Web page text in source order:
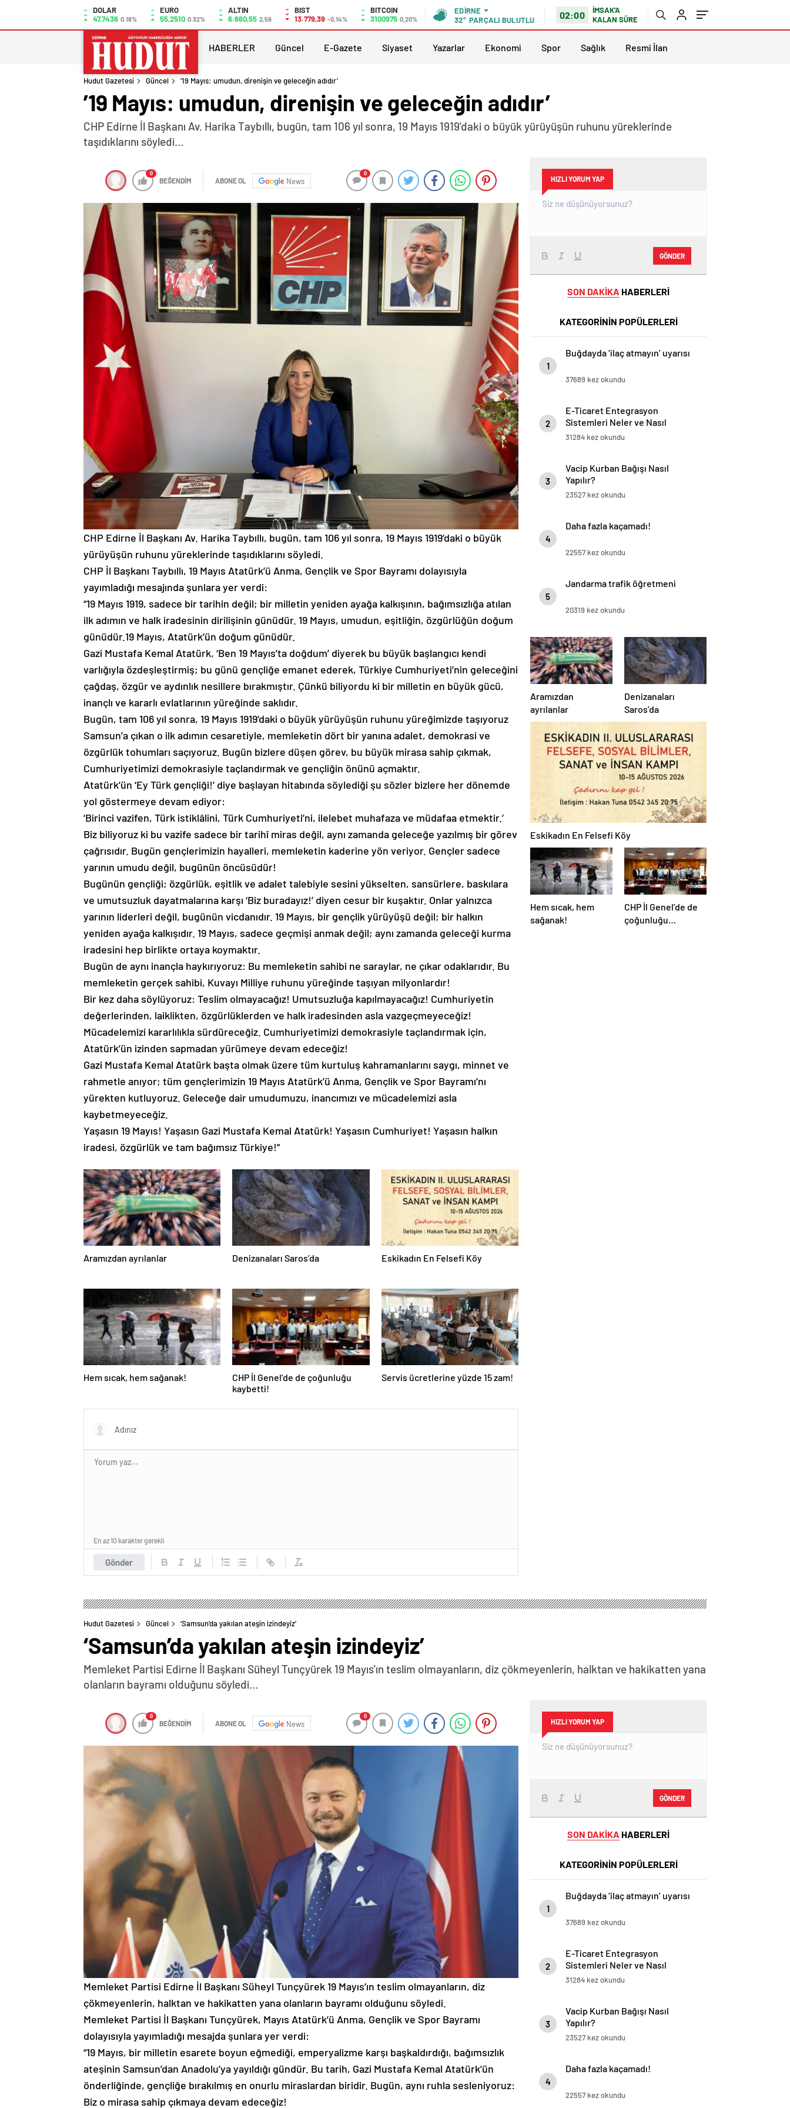
DOLAR
47,7436 0.18%
EURO
55,2510 0.32%
ALTIN
6.660,55 2,59
BIST
13.779,39 -0,14%
BITCOIN
3100975 0,20%
EDIRNE
32° PARÇALI BULUTLU 02:00
İMSAK'A
KALAN SÜRE
HABERLER Güncel E-Gazete Siyaset Yazarlar Ekonomi Spor Sağlık Resmi İlan
Hudut Gazetesi Güncel ’19 Mayıs: umudun, direnişin ve geleceğin adıdır’
’19 Mayıs: umudun, direnişin ve geleceğin adıdır’
CHP Edirne İl Başkanı Av. Harika Taybıllı, bugün, tam 106 yıl sonra, 19 Mayıs 1919'daki o büyük yürüyüşün ruhunu yüreklerinde
taşıdıklarını söyledi…
0
BEĞENDİM ABONE OL News
0
CHP Edirne İl Başkanı Av. Harika Taybıllı, bugün, tam 106 yıl sonra, 19 Mayıs 1919’daki o büyük
yürüyüşün ruhunu yüreklerinde taşıdıklarını söyledi.
CHP İl Başkanı Taybıllı, 19 Mayıs Atatürk’ü Anma, Gençlik ve Spor Bayramı dolayısıyla
yayımladığı mesajında şunlara yer verdi:
“19 Mayıs 1919, sadece bir tarihin değil; bir milletin yeniden ayağa kalkışının, bağımsızlığa atılan
ilk adımın ve halk iradesinin dirilişinin günüdür. 19 Mayıs, umudun, eşitliğin, özgürlüğün doğum
günüdür.19 Mayıs, Atatürk’ün doğum günüdür.
Gazi Mustafa Kemal Atatürk, ‘Ben 19 Mayıs’ta doğdum’ diyerek bu büyük başlangıcı kendi
varlığıyla özdeşleştirmiş; bu günü gençliğe emanet ederek, Türkiye Cumhuriyeti’nin geleceğini
çağdaş, özgür ve aydınlık nesillere bırakmıştır. Çünkü biliyordu ki bir milletin en büyük gücü,
inançlı ve kararlı evlatlarının yüreğinde saklıdır.
Bugün, tam 106 yıl sonra, 19 Mayıs 1919’daki o büyük yürüyüşün ruhunu yüreğimizde taşıyoruz
Samsun’a çıkan o ilk adımın cesaretiyle, memleketin dört bir yanına adalet, demokrasi ve
özgürlük tohumları saçıyoruz. Bugün bizlere düşen görev, bu büyük mirasa sahip çıkmak,
Cumhuriyetimizi demokrasiyle taçlandırmak ve gençliğin önünü açmaktır.
Atatürk’ün ‘Ey Türk gençliği!’ diye başlayan hitabında söylediği şu sözler bizlere her dönemde
yol göstermeye devam ediyor:
‘Birinci vazifen, Türk istiklâlini, Türk Cumhuriyeti’ni, ilelebet muhafaza ve müdafaa etmektir.’
Biz biliyoruz ki bu vazife sadece bir tarihî miras değil, aynı zamanda geleceğe yazılmış bir görev
çağrısıdır. Bugün gençlerimizin hayalleri, memleketin kaderine yön veriyor. Gençler sadece
yarının umudu değil, bugünün öncüsüdür!
Bugünün gençliği; özgürlük, eşitlik ve adalet talebiyle sesini yükselten, sansürlere, baskılara
ve umutsuzluk dayatmalarına karşı ‘Biz buradayız!’ diyen cesur bir kuşaktır. Onlar yalnızca
yarının liderleri değil, bugünün vicdanıdır. 19 Mayıs, bir gençlik yürüyüşü değil; bir halkın
yeniden ayağa kalkışıdır. 19 Mayıs, sadece geçmişi anmak değil; aynı zamanda geleceği kurma
iradesini hep birlikte ortaya koymaktır.
Bugün de aynı inançla haykırıyoruz: Bu memleketin sahibi ne saraylar, ne çıkar odaklarıdır. Bu
memleketin gerçek sahibi, Kuvayı Milliye ruhunu yüreğinde taşıyan milyonlardır!
Bir kez daha söylüyoruz: Teslim olmayacağız! Umutsuzluğa kapılmayacağız! Cumhuriyetin
değerlerinden, laiklikten, özgürlüklerden ve halk iradesinden asla vazgeçmeyeceğiz!
Mücadelemizi kararlılıkla sürdüreceğiz. Cumhuriyetimizi demokrasiyle taçlandırmak için,
Atatürk’ün izinden sapmadan yürümeye devam edeceğiz!
Gazi Mustafa Kemal Atatürk başta olmak üzere tüm kurtuluş kahramanlarını saygı, minnet ve
rahmetle anıyor; tüm gençlerimizin 19 Mayıs Atatürk’ü Anma, Gençlik ve Spor Bayramı’nı
yürekten kutluyoruz. Geleceğe dair umudumuzu, inancımızı ve mücadelemizi asla
kaybetmeyeceğiz.
Yaşasın 19 Mayıs! Yaşasın Gazi Mustafa Kemal Atatürk! Yaşasın Cumhuriyet! Yaşasın halkın
iradesi, özgürlük ve tam bağımsız Türkiye!”
Aramızdan ayrılanlar Denizanaları Saros’da Eskikadın En Felsefi Köy
Hem sıcak, hem sağanak!
CHP İl Genel’de de çoğunluğu
kaybetti!
Servis ücretlerine yüzde 15 zam!
Gönder
En az 10 karakter gerekli
HIZLI YORUM YAP
GÖNDER
SON DAKİKA HABERLERİ
KATEGORİNİN POPÜLERLERİ
1
Buğdayda ‘ilaç atmayın’ uyarısı
37689 kez okundu
2
E-Ticaret Entegrasyon
Sistemleri Neler ve Nasıl
Yapılır?
31284 kez okundu
3
Vacip Kurban Bağışı Nasıl
Yapılır?
23527 kez okundu
4
Daha fazla kaçamadı!
22557 kez okundu
5
Jandarma trafik öğretmeni
20319 kez okundu
Aramızdan
ayrılanlar
Denizanaları
Saros’da
Eskikadın En Felsefi Köy
Hem sıcak, hem
sağanak!
CHP İl Genel’de de
çoğunluğu
Hudut Gazetesi Güncel ‘Samsun’da yakılan ateşin izindeyiz’
‘Samsun’da yakılan ateşin izindeyiz’
Memleket Partisi Edirne İl Başkanı Süheyl Tunçyürek 19 Mayıs'ın teslim olmayanların, diz çökmeyenlerin, halktan ve hakikatten yana
olanların bayramı olduğunu söyledi…
0
BEĞENDİM ABONE OL News
0
Memleket Partisi Edirne İl Başkanı Süheyl Tunçyürek 19 Mayıs’ın teslim olmayanların, diz
çökmeyenlerin, halktan ve hakikatten yana olanların bayramı olduğunu söyledi.
Memleket Partisi İl Başkanı Tunçyürek, Mayıs Atatürk’ü Anma, Gençlik ve Spor Bayramı
dolayısıyla yayımladığı mesajda şunlara yer verdi:
“19 Mayıs, bir milletin esarete boyun eğmediği, emperyalizme karşı başkaldırdığı, bağımsızlık
ateşinin Samsun’dan Anadolu’ya yayıldığı gündür. Bu tarih, Gazi Mustafa Kemal Atatürk’ün
önderliğinde, gençliğe bırakılmış en onurlu miraslardan biridir. Bugün, aynı ruhla sesleniyoruz:
Biz o mirasa sahip çıkmaya devam edeceğiz!
HIZLI YORUM YAP
GÖNDER
SON DAKİKA HABERLERİ
KATEGORİNİN POPÜLERLERİ
1
Buğdayda ‘ilaç atmayın’ uyarısı
37689 kez okundu
2
E-Ticaret Entegrasyon
Sistemleri Neler ve Nasıl
Yapılır?
31284 kez okundu
3
Vacip Kurban Bağışı Nasıl
Yapılır?
23527 kez okundu
4
Daha fazla kaçamadı!
22557 kez okundu